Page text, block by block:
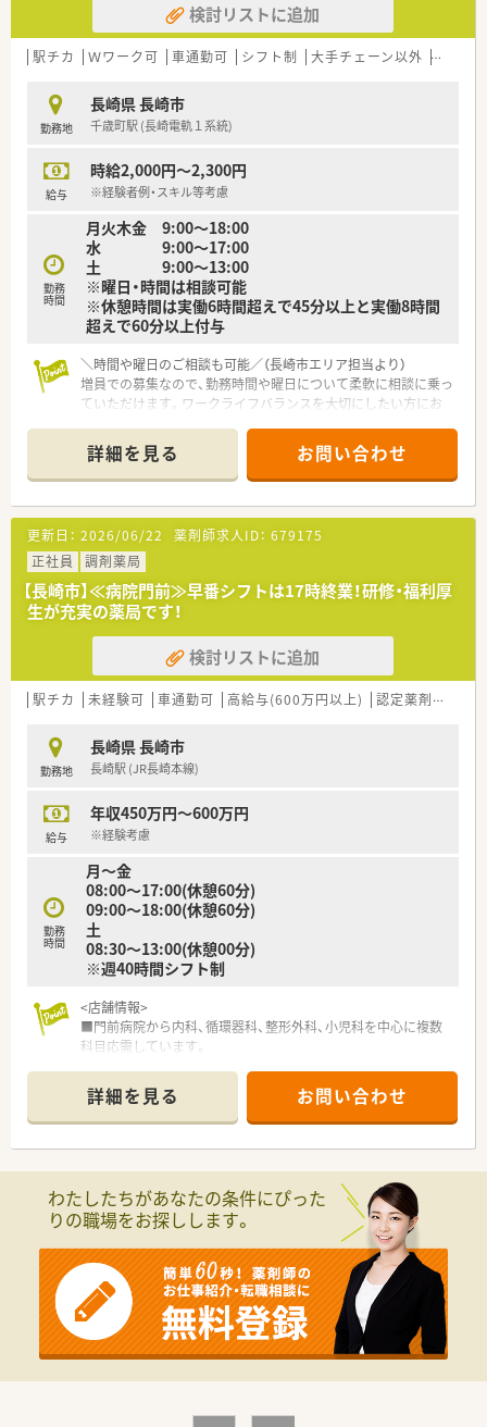
ど、手厚い福利厚生が整っています。
【勤務実態について】
イベートな時間も大切にできます。
■始業前の準備にかかる10分間も残業代として支給するなど、
労務管理が徹底されたクリーンな職場です。
を伴う異動は原則として発生しません。
検討リストに追加
駅チカ Ｗワーク可 車通勤可 シフト制 大手チェーン以外 在宅
勤務地
長崎県 長崎市
千歳町駅 (長崎電軌１系統)
給与
時給2,000円～2,300円
※経験者例・スキル等考慮
勤務
時間
月火木金 9:00～18:00
水 9:00～17:00
土 9:00～13:00
※曜日・時間は相談可能
※休憩時間は実働6時間超えで45分以上と実働8時間
超えで60分以上付与
＼時間や曜日のご相談も可能／（長崎市エリア担当より）
増員での募集なので、勤務時間や曜日について柔軟に相談に乗っ
ていただけます。ワークライフバランスを大切にしたい方にお
【店舗情報と応需状況について】
■千歳町駅から徒歩1分という非常にアクセスの良い場所にあ
り、日々の通勤負担が少なく働きやすい調剤薬局です。
■眼科や精神科をはじめ、内科や消化器科など非常に多岐にわた
る科目の処方箋を応需している店舗となっております。
■1日あたりの処方箋応需枚数は40枚から50枚程度であり、患者
様一人ひとりにしっかりと時間をかけて対応できます。
【法人特徴について】
■長崎県と福岡県を中心に複数の店舗を展開しており、今後も福
岡エリアなどでの新規開局を予定している成長企業です。
■代表自身が薬剤師であることから現場への理解が非常に深く、
医師の開業支援等も行っているため経営基盤が安定していま
■会社全体として残業時間を減らすための労務管理が徹底され
ており、従業員が心身ともに健康で長く働ける環境です。
■現在は正社員1名とパート従業員3名が在籍しており、お互い
に助け合いながら業務を進めるチームワークの良さが魅力で
■代表が現場の状況をよく理解しているためスタッフ間の風通
しも良く、困りごとがあればすぐに相談できる温かい雰囲気で
す。
■処方箋の応需枚数が落ち着いているため、焦ることなくご自身
のペースで業務に取り組める穏やかな環境が広がっております。
■ワークライフバランスを大切にしながら、勤務時間の相談制度
を活用してご家庭と仕事を上手に両立させている方が活躍中で
す。
■眼科や精神科など幅広い診療科目からの処方箋に触れること
で、常に自己研鑽に励みながらスキルアップを目指す方が活躍中
です。
■患者様一人ひとりのお話をじっくりと伺い、居宅への訪問時に
も優しく寄り添いながらきめ細やかな対応ができる方が活躍中
です。
詳細を見る お問い合わせ
更新日： 2026/06/22 薬剤師求人ID： 679175
正社員
調剤薬局
【長崎市】≪病院門前≫早番シフトは17時終業！研修・福利厚
生が充実の薬局です！
検討リストに追加
駅チカ 未経験可 車通勤可 高給与(600万円以上) 認定薬剤師取得支援あり
勤務地
長崎県 長崎市
長崎駅 (JR長崎本線)
給与
年収450万円～600万円
※経験考慮
勤務
時間
月～金
08:00～17:00(休憩60分)
09:00～18:00(休憩60分)
土
08:30～13:00(休憩00分)
※週40時間シフト制
<店舗情報>
■門前病院から内科、循環器科、整形外科、小児科を中心に複数
科目応需しています。
■施設在宅も行っており学べる環境です。
■近隣店舗と一緒にシフトを組んでおり、お休みも取得しやすい
職場です。
■今後の業界の方向性を見据えた先進性のある企業です。「ダイ
レクトテレフォン」「トレーシングレポート」「24Hお薬電話相
談」「過誤防止システム全店導入」「ローソンと併設した店舗作
り」等対物から対人業務への移行、また処方箋だけに頼らない薬
局作りを行っております。
■薬局としてだけでなく色んな角度から地域に貢献すべく、福祉
事業や保育園などの事業も行っております。
■社員は約600名、うち薬剤師は約200名、平均年齢37～38歳で7
割が女性です。女性の役職者が30%在籍しています。
＜長く働ける環境作り＞
詳細を見る お問い合わせ
わたしたちがあなたの条件にぴった
りの職場をお探しします。